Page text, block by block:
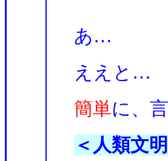
あ…
ええと…
簡単に、
＜人類文